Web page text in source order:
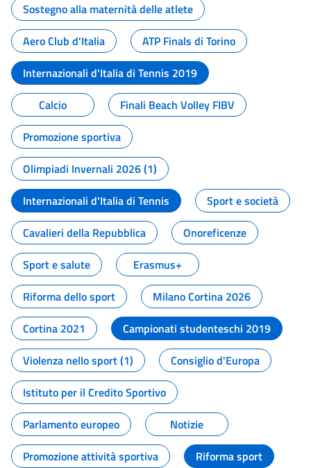
Sostegno alla maternità delle atlete
Aero Club d'Italia
ATP Finals di Torino
Internazionali d'Italia di Tennis 2019
Calcio
Finali Beach Volley FIBV
Promozione sportiva
Olimpiadi Invernali 2026 (1)
Internazionali d'Italia di Tennis
Sport e società
Cavalieri della Repubblica
Onoreficenze
Sport e salute
Erasmus+
Riforma dello sport
Milano Cortina 2026
Cortina 2021
Campionati studenteschi 2019
Violenza nello sport (1)
Consiglio d'Europa
Istituto per il Credito Sportivo
Parlamento europeo
Notizie
Promozione attività sportiva
Riforma sport